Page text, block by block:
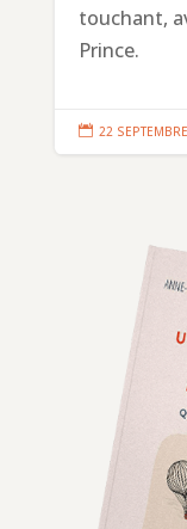
touchant,
Prince.
 22